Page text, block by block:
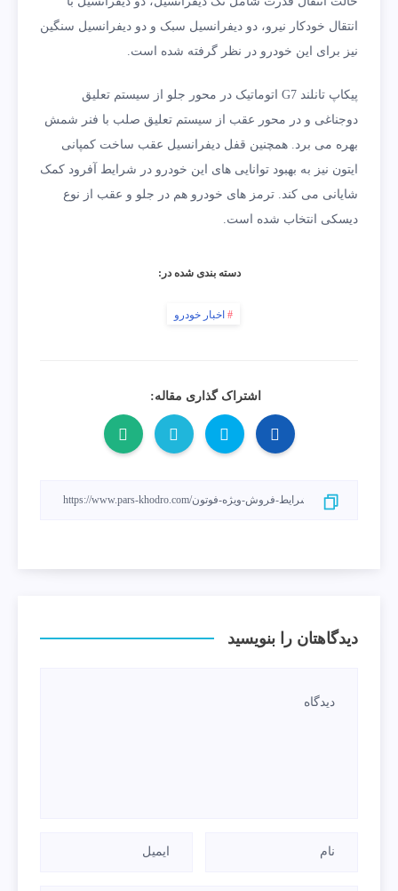
انتقال خودکار نیرو، دو دیفرانسیل سبک و دو دیفرانسیل سنگین
نیز برای این خودرو در نظر گرفته شده است.
پیکاپ تانلند G7 اتوماتیک در محور جلو از سیستم تعلیق
دوجناغی و در محور عقب از سیستم تعلیق صلب با فنر شمش
بهره می برد. همچنین قفل دیفرانسیل عقب ساخت کمپانی
ایتون نیز به بهبود توانایی های این خودرو در شرایط آفرود کمک
شایانی می کند. ترمز های خودرو هم در جلو و عقب از نوع
دیسکی انتخاب شده است.
دسته بندی شده در:
اخبار خودرو
اشتراک گذاری مقاله:
دیدگاهتان را بنویسید